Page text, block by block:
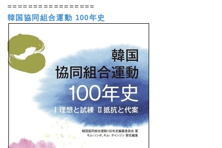
=================
韓国協同組合運動 100年史